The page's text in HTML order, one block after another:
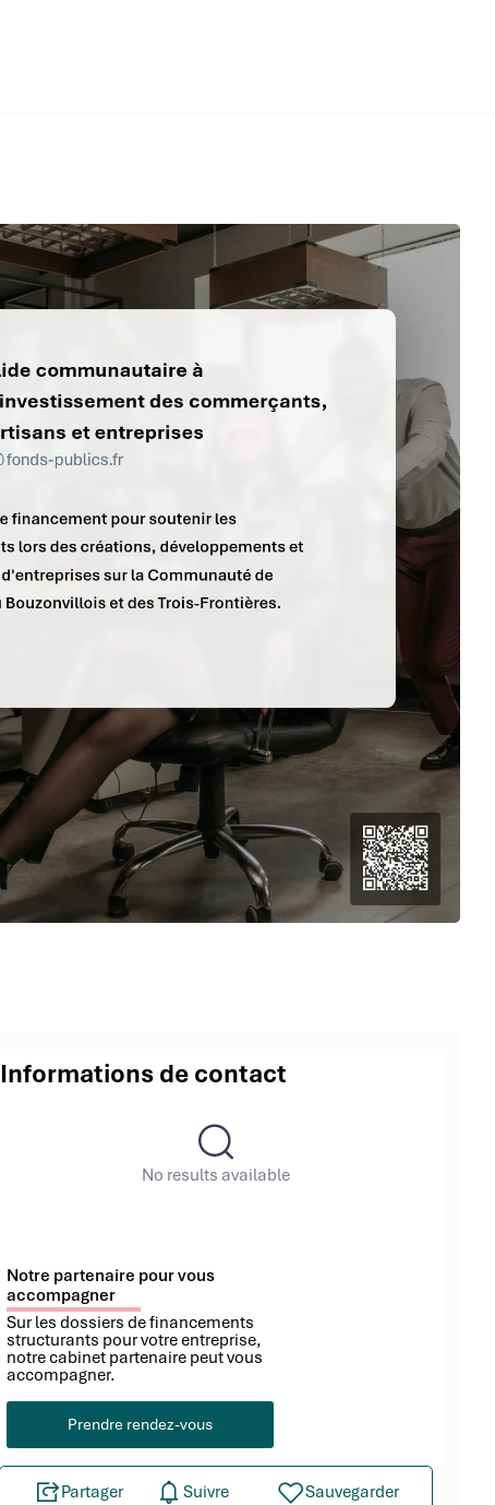
Informations de contact
No results available
Notre partenaire pour vous
accompagner
Sur les dossiers de financements
structurants pour votre entreprise,
notre cabinet partenaire peut vous
accompagner.
Prendre rendez-vous
Partager Suivre Sauvegarder